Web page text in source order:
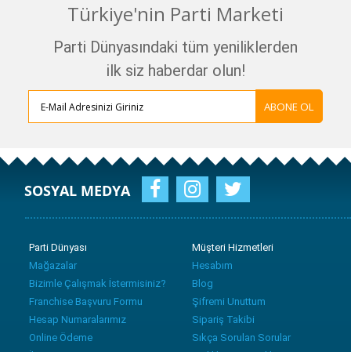
Türkiye'nin Parti Marketi
Parti Dünyasındaki tüm yeniliklerden
ilk siz haberdar olun!
ABONE OL
SOSYAL MEDYA
Parti Dünyası
Mağazalar
Bizimle Çalışmak İstermisiniz?
Franchise Başvuru Formu
Hesap Numaralarımız
Online Ödeme
Müşteri Hizmetleri
Hesabım
Blog
Şifremi Unuttum
Sipariş Takibi
Sıkça Sorulan Sorular